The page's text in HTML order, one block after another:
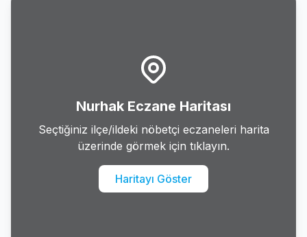
Nurhak Eczane Haritası
Seçtiğiniz ilçe/ildeki nöbetçi eczaneleri harita
üzerinde görmek için tıklayın.
Haritayı Göster